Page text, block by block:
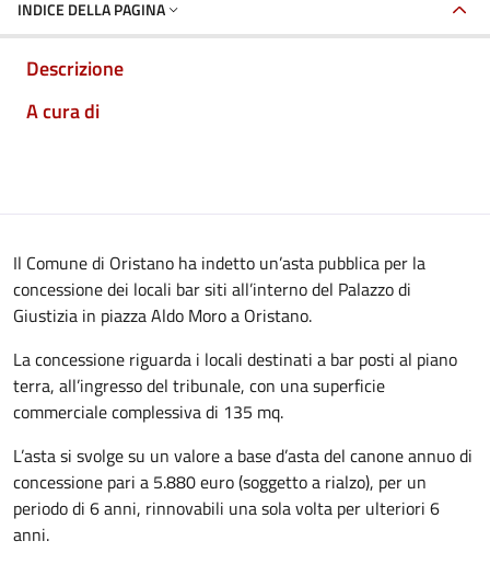
INDICE DELLA PAGINA
Descrizione
A cura di
Il Comune di Oristano ha indetto un’asta pubblica per la
concessione dei locali bar siti all’interno del Palazzo di
Giustizia in piazza Aldo Moro a Oristano.
La concessione riguarda i locali destinati a bar posti al piano
terra, all’ingresso del tribunale, con una superficie
commerciale complessiva di 135 mq.
L’asta si svolge su un valore a base d’asta del canone annuo di
concessione pari a 5.880 euro (soggetto a rialzo), per un
periodo di 6 anni, rinnovabili una sola volta per ulteriori 6
anni.